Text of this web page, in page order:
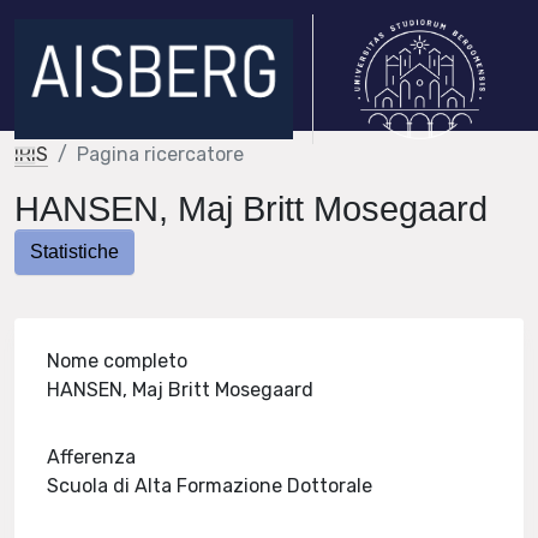
IRIS Pagina ricercatore
HANSEN, Maj Britt Mosegaard
Statistiche
Nome completo
HANSEN, Maj Britt Mosegaard
Afferenza
Scuola di Alta Formazione Dottorale